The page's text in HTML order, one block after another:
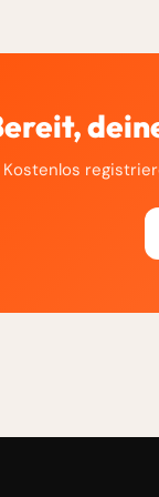
Kostenlos